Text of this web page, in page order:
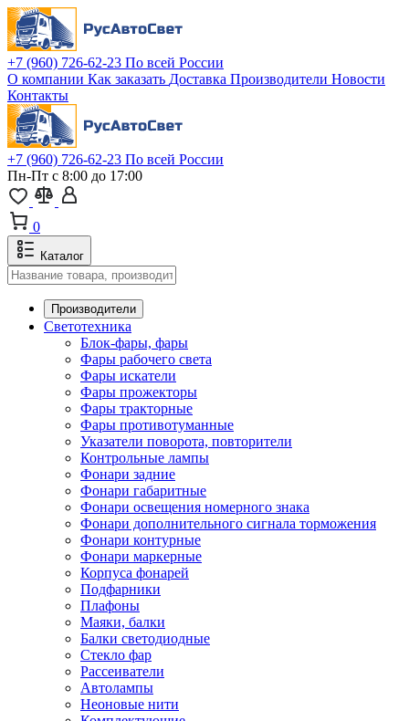
+7 (960) 726-62-23 По всей России
О компании Как заказать Доставка Производители Новости
Контакты
+7 (960) 726-62-23 По всей России
Пн-Пт с 8:00 до 17:00
0
Каталог
Производители
Светотехника
Блок-фары, фары
Фары рабочего света
Фары искатели
Фары прожекторы
Фары тракторные
Фары противотуманные
Указатели поворота, повторители
Контрольные лампы
Фонари задние
Фонари габаритные
Фонари освещения номерного знака
Фонари дополнительного сигнала торможения
Фонари контурные
Фонари маркерные
Корпуса фонарей
Подфарники
Плафоны
Маяки, балки
Балки светодиодные
Стекло фар
Рассеиватели
Автолампы
Неоновые нити